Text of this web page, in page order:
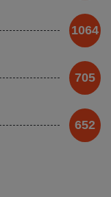
1064
705
652